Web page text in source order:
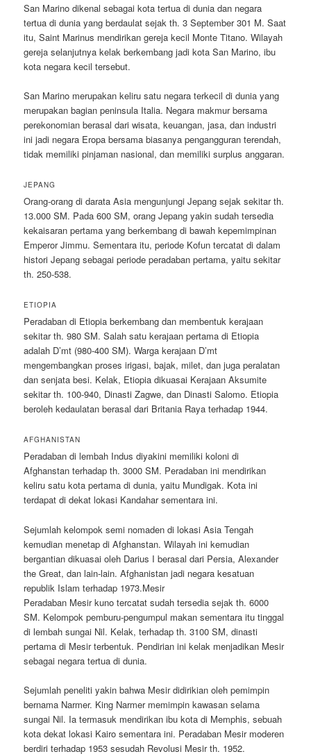
San Marino dikenal sebagai kota tertua di dunia dan negara
tertua di dunia yang berdaulat sejak th. 3 September 301 M. Saat
itu, Saint Marinus mendirikan gereja kecil Monte Titano. Wilayah
gereja selanjutnya kelak berkembang jadi kota San Marino, ibu
kota negara kecil tersebut.
San Marino merupakan keliru satu negara terkecil di dunia yang
merupakan bagian peninsula Italia. Negara makmur bersama
perekonomian berasal dari wisata, keuangan, jasa, dan industri
ini jadi negara Eropa bersama biasanya pengangguran terendah,
tidak memiliki pinjaman nasional, dan memiliki surplus anggaran.
JEPANG
Orang-orang di darata Asia mengunjungi Jepang sejak sekitar th.
13.000 SM. Pada 600 SM, orang Jepang yakin sudah tersedia
kekaisaran pertama yang berkembang di bawah kepemimpinan
Emperor Jimmu. Sementara itu, periode Kofun tercatat di dalam
histori Jepang sebagai periode peradaban pertama, yaitu sekitar
th. 250-538.
ETIOPIA
Peradaban di Etiopia berkembang dan membentuk kerajaan
sekitar th. 980 SM. Salah satu kerajaan pertama di Etiopia
adalah D’mt (980-400 SM). Warga kerajaan D’mt
mengembangkan proses irigasi, bajak, milet, dan juga peralatan
dan senjata besi. Kelak, Etiopia dikuasai Kerajaan Aksumite
sekitar th. 100-940, Dinasti Zagwe, dan Dinasti Salomo. Etiopia
beroleh kedaulatan berasal dari Britania Raya terhadap 1944.
AFGHANISTAN
Peradaban di lembah Indus diyakini memiliki koloni di
Afghanstan terhadap th. 3000 SM. Peradaban ini mendirikan
keliru satu kota pertama di dunia, yaitu Mundigak. Kota ini
terdapat di dekat lokasi Kandahar sementara ini.
Sejumlah kelompok semi nomaden di lokasi Asia Tengah
kemudian menetap di Afghanstan. Wilayah ini kemudian
bergantian dikuasai oleh Darius I berasal dari Persia, Alexander
the Great, dan lain-lain. Afghanistan jadi negara kesatuan
republik Islam terhadap 1973.Mesir
Peradaban Mesir kuno tercatat sudah tersedia sejak th. 6000
SM. Kelompok pemburu-pengumpul makan sementara itu tinggal
di lembah sungai Nil. Kelak, terhadap th. 3100 SM, dinasti
pertama di Mesir terbentuk. Pendirian ini kelak menjadikan Mesir
sebagai negara tertua di dunia.
Sejumlah peneliti yakin bahwa Mesir didirikian oleh pemimpin
bernama Narmer. King Narmer memimpin kawasan selama
sungai Nil. Ia termasuk mendirikan ibu kota di Memphis, sebuah
kota dekat lokasi Kairo sementara ini. Peradaban Mesir moderen
berdiri terhadap 1953 sesudah Revolusi Mesir th. 1952.